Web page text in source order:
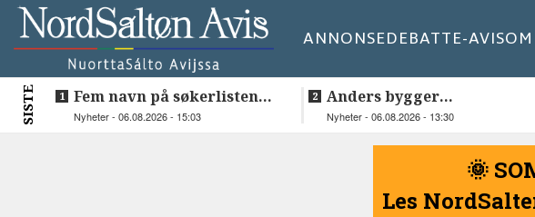
ANNONSEDEBATTE-AVIS
SISTE
Fem navn på søkerlisten
til toppjobben i
Nyheter - 06.08.2026 - 15:03
Anders bygger
teknologiselskap fra
Nyheter - 06.08.2026 - 13:30
🌞
Les